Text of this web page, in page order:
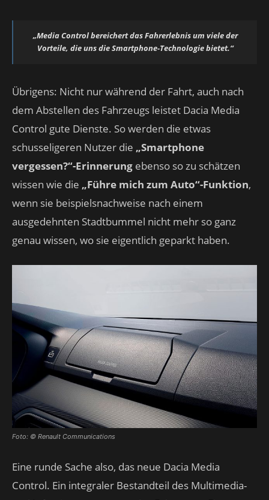
„Media Control bereichert das Fahrerlebnis um viele der
Vorteile, die uns die Smartphone-Technologie bietet.“
Übrigens: Nicht nur während der Fahrt, auch nach
dem Abstellen des Fahrzeugs leistet Dacia Media
Control gute Dienste. So werden die etwas
schusseligeren Nutzer die „Smartphone
vergessen?“-Erinnerung ebenso so zu schätzen
wissen wie die „Führe mich zum Auto“-Funktion,
wenn sie beispielsnachweise nach einem
ausgedehnten Stadtbummel nicht mehr so ganz
genau wissen, wo sie eigentlich geparkt haben.
Foto: © Renault Communications
Eine runde Sache also, das neue Dacia Media
Control. Ein integraler Bestandteil des Multimedia-